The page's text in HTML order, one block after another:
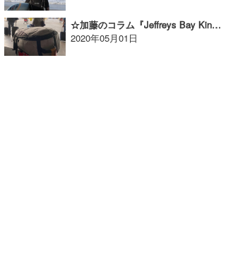
☆加藤のコラム『Jeffreys Bay Kinchan tour Vol.2』
2020年05月01日